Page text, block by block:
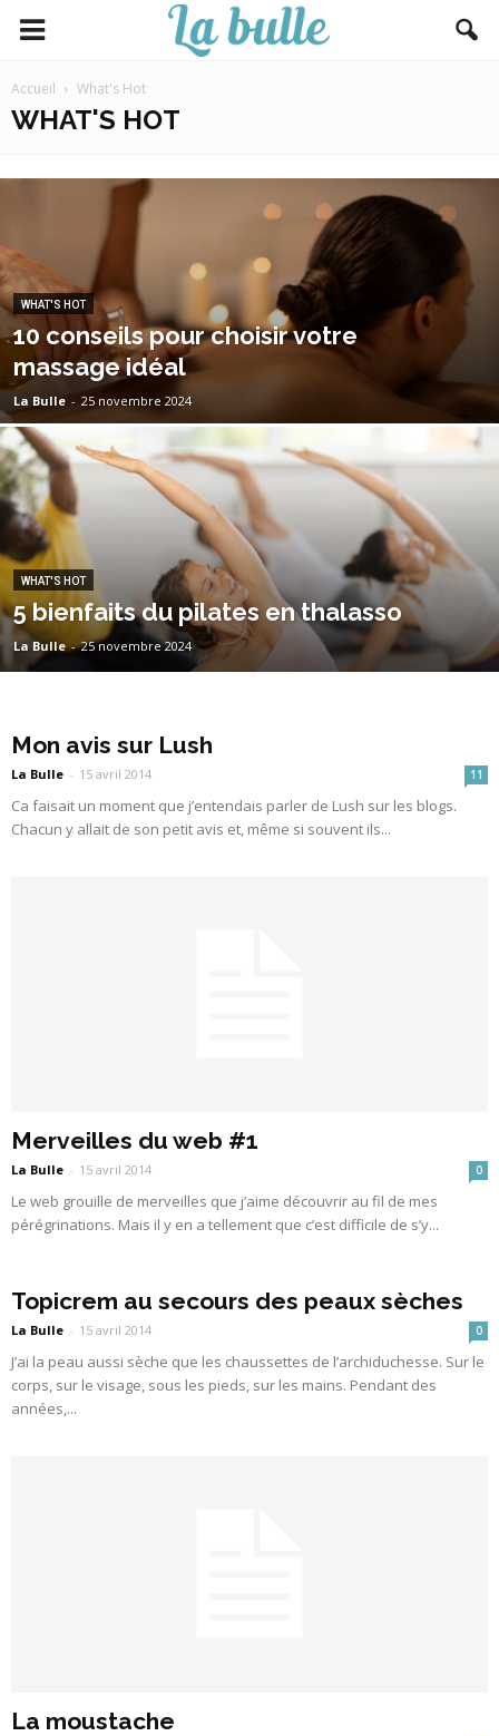
Accueil What's Hot
WHAT'S HOT
WHAT'S HOT
10 conseils pour choisir votre
massage idéal
La Bulle - 25 novembre 2024
WHAT'S HOT
5 bienfaits du pilates en thalasso
La Bulle - 25 novembre 2024
Mon avis sur Lush
La Bulle - 15 avril 2014 11
Ca faisait un moment que j’entendais parler de Lush sur les blogs.
Chacun y allait de son petit avis et, même si souvent ils...
Merveilles du web #1
La Bulle - 15 avril 2014 0
Le web grouille de merveilles que j’aime découvrir au fil de mes
pérégrinations. Mais il y en a tellement que c’est difficile de s’y...
Topicrem au secours des peaux sèches
La Bulle - 15 avril 2014 0
J’ai la peau aussi sèche que les chaussettes de l’archiduchesse. Sur le
corps, sur le visage, sous les pieds, sur les mains. Pendant des
années,...
La moustache